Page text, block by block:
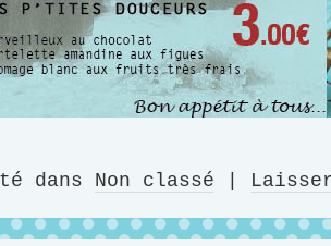
dans Non classé